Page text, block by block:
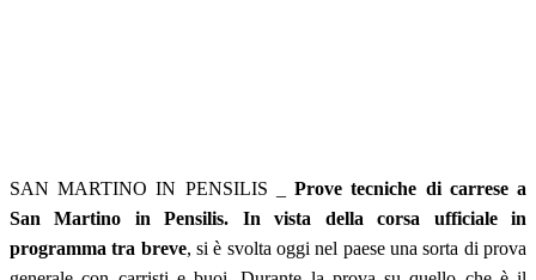
SAN MARTINO IN PENSILIS _
Prove tecniche di carrese a
San Martino in Pensilis. In vista della corsa ufficiale in
programma tra breve, si è svolta oggi nel paese una sorta di prova